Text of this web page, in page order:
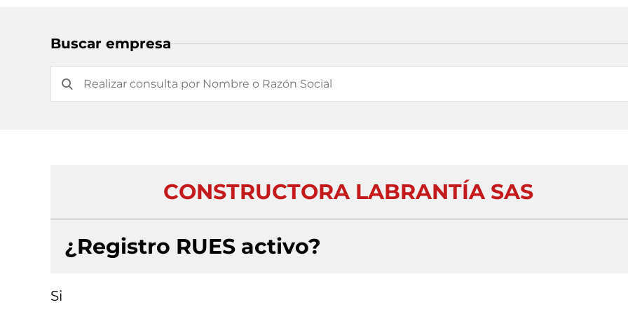
Buscar empresa
CONSTRUCTORA LABRANTÍA SAS
¿Registro RUES activo?
Si